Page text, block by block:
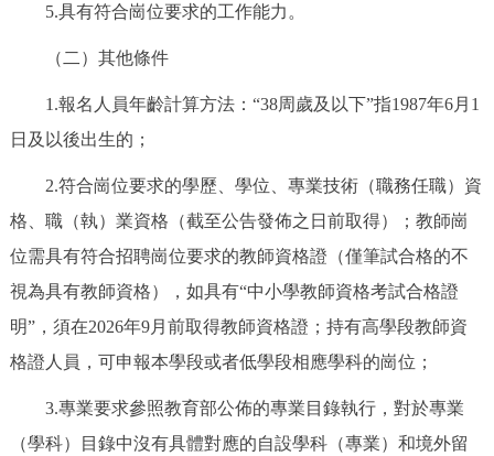
5.具有符合崗位要求的工作能力。
（二）其他條件
1.報名人員年齡計算方法：“38周歲及以下”指1987年6月1
日及以後出生的；
2.符合崗位要求的學歷、學位、專業技術（職務任職）資
格、職（執）業資格（截至公告發佈之日前取得）；教師崗
位需具有符合招聘崗位要求的教師資格證（僅筆試合格的不
視為具有教師資格），如具有“中小學教師資格考試合格證
明”，須在2026年9月前取得教師資格證；持有高學段教師資
格證人員，可申報本學段或者低學段相應學科的崗位；
3.專業要求參照教育部公佈的專業目錄執行，對於專業
（學科）目錄中沒有具體對應的自設學科（專業）和境外留